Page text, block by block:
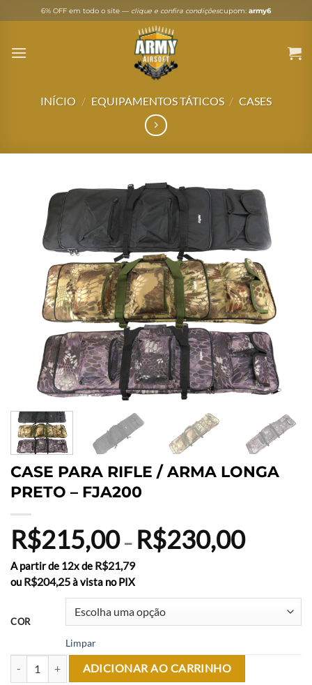
to
6% OFF em todo o site — clique e confira condiçõescupom: army6
INÍCIO / EQUIPAMENTOS TÁTICOS / CASES
CASE PARA RIFLE / ARMA LONGA
PRETO – FJA200
R$215,00 – R$230,00Faixa
de
através
A partir de 12x de R$21,79
ou R$204,25à vista no PIX
COR
Limpar
CASE PARA RIFLE / ARMA LONGA PRETO - FJA200 quantidade
ADICIONAR AO CARRINHO